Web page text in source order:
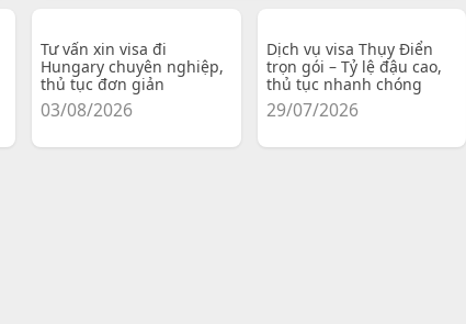
Tư vấn xin visa đi
Hungary chuyên nghiệp,
thủ tục đơn giản
03/08/2026
Dịch vụ visa Thụy Điển
trọn gói – Tỷ lệ đậu cao,
thủ tục nhanh chóng
29/07/2026